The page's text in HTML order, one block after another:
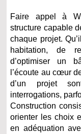
Faire appel à
structure capable
chaque projet.
habitation, de
d’optimiser un
l’écoute au cœur
d’un projet
interrogations,
Construction
orienter les choix
en adéquation